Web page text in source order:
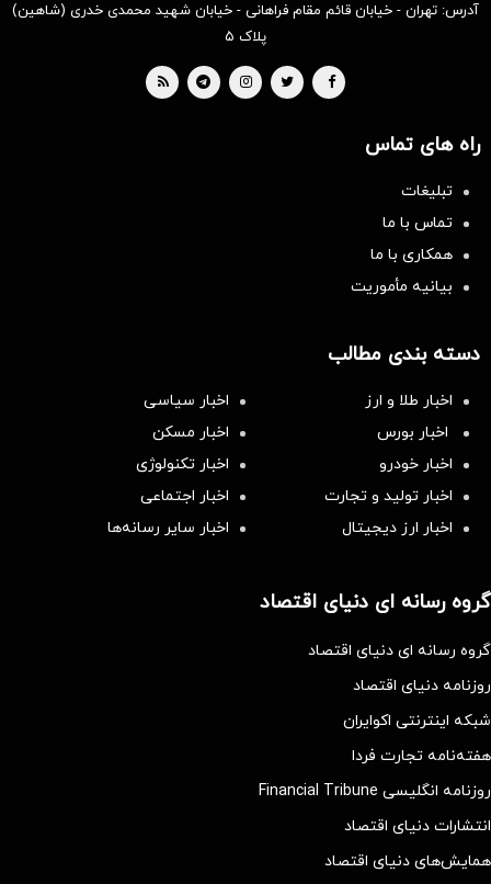
آدرس: تهران - خیابان قائم مقام فراهانی - خیابان شهید محمدی خدری (شاهین)
پلاک ۵
راه های تماس
تبلیغات
تماس با ما
همکاری با ما
بیانیه مأموریت
دسته بندی مطالب
اخبار طلا و ارز
اخبار سیاسی
اخبار بورس
اخبار مسکن
اخبار خودرو
اخبار تکنولوژی
اخبار تولید و تجارت
اخبار اجتماعی
اخبار ارز دیجیتال
اخبار سایر رسانه‌‌ها
گروه رسانه ای دنیای اقتصاد
گروه رسانه ای دنیای اقتصاد
روزنامه دنیای اقتصاد
شبکه اینترنتی اکوایران
هفته‌نامه تجارت فردا
روزنامه انگلیسی Financial Tribune
انتشارات دنیای اقتصاد
همایش‌های دنیای اقتصاد